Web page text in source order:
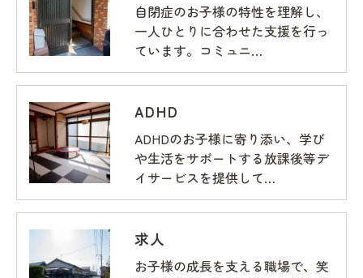
自閉症のお子様の特性を理解し、
一人ひとりに合わせた支援を行っ
ています。コミュニ…
ADHD
ADHDのお子様に寄り添い、学び
や生活をサポートする放課後等デ
イサービスを提供して…
求人
お子様の成長を支える職場で、笑